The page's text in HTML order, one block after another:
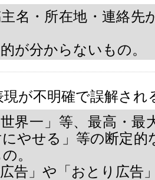
名・所在地・連絡先
が分からないもの。
現が不明確で誤解さ
世界一」等、最高・
やせる」等の断定的
。
広告」や「おとり広告